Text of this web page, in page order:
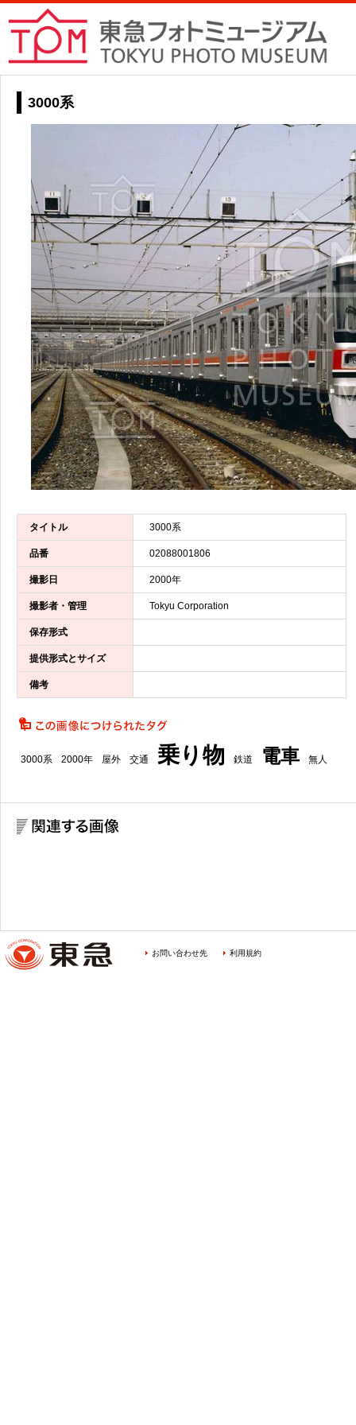
3000系
タイトル 3000系
品番 02088001806
撮影日 2000年
撮影者・管理 Tokyu Corporation
保存形式
提供形式とサイズ
備考
3000系 2000年 屋外 交通 乗り物 鉄道 電車 無人
お問い合わせ先 利用規約